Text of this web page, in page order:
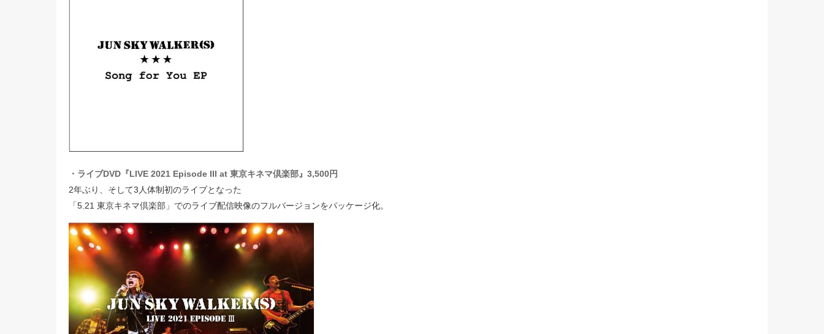
・ライブDVD『LIVE 2021 Episode III at 東京キネマ倶楽部』3,500円
2年ぶり、そして3人体制初のライブとなった
「5.21 東京キネマ倶楽部」でのライブ配信映像のフルバージョンをパッケージ化。